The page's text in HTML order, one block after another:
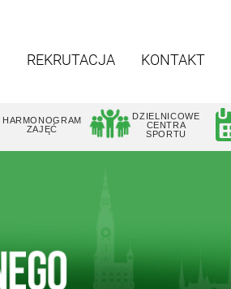
REKRUTACJA KONTAKT
HARMONOGRAM
ZAJĘĆ
DZIELNICOWE
CENTRA
SPORTU